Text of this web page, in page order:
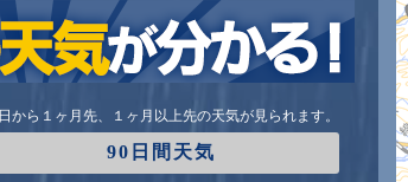
から１ヶ月先、１ヶ月以上先の天気が見られます。
90日間天気